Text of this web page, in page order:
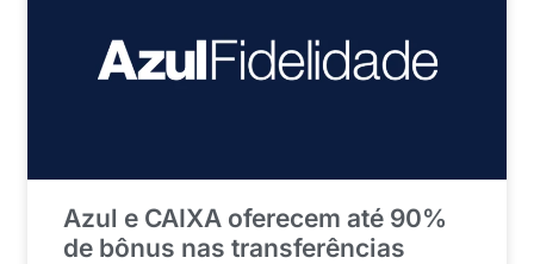
Azul e CAIXA oferecem até 90%
de bônus nas transferências